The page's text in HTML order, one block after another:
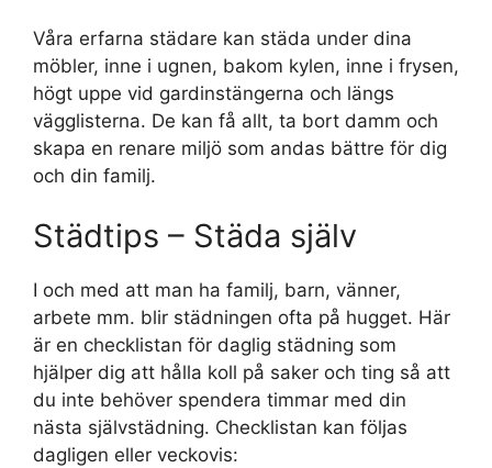
Våra erfarna städare kan städa under dina
möbler, inne i ugnen, bakom kylen, inne i frysen,
högt uppe vid gardinstängerna och längs
vägglisterna. De kan få allt, ta bort damm och
skapa en renare miljö som andas bättre för dig
och din familj.
Städtips – Städa själv
I och med att man ha familj, barn, vänner,
arbete mm. blir städningen ofta på hugget. Här
är en checklistan för daglig städning som
hjälper dig att hålla koll på saker och ting så att
du inte behöver spendera timmar med din
nästa självstädning. Checklistan kan följas
dagligen eller veckovis: